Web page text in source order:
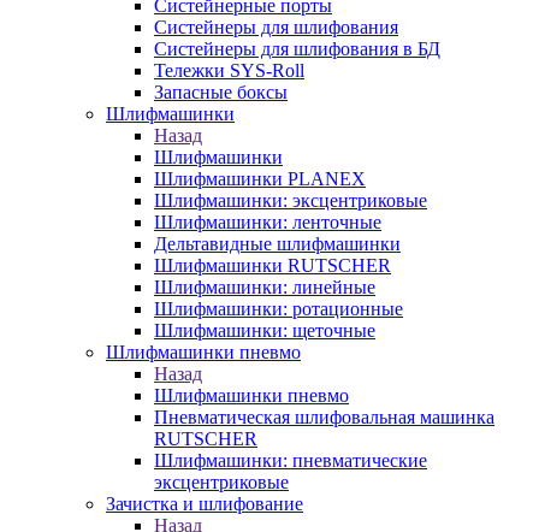
Систейнерные порты
Систейнеры для шлифования
Систейнеры для шлифования в БД
Тележки SYS-Roll
Запасные боксы
Шлифмашинки
Назад
Шлифмашинки
Шлифмашинки PLANEX
Шлифмашинки: эксцентриковые
Шлифмашинки: ленточные
Дельтавидные шлифмашинки
Шлифмашинки RUTSCHER
Шлифмашинки: линейные
Шлифмашинки: ротационные
Шлифмашинки: щеточные
Шлифмашинки пневмо
Назад
Шлифмашинки пневмо
Пневматическая шлифовальная машинка
RUTSCHER
Шлифмашинки: пневматические
эксцентриковые
Зачистка и шлифование
Назад